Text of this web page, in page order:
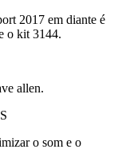
2017 em diante é
o kit 3144.
allen.
o som e o